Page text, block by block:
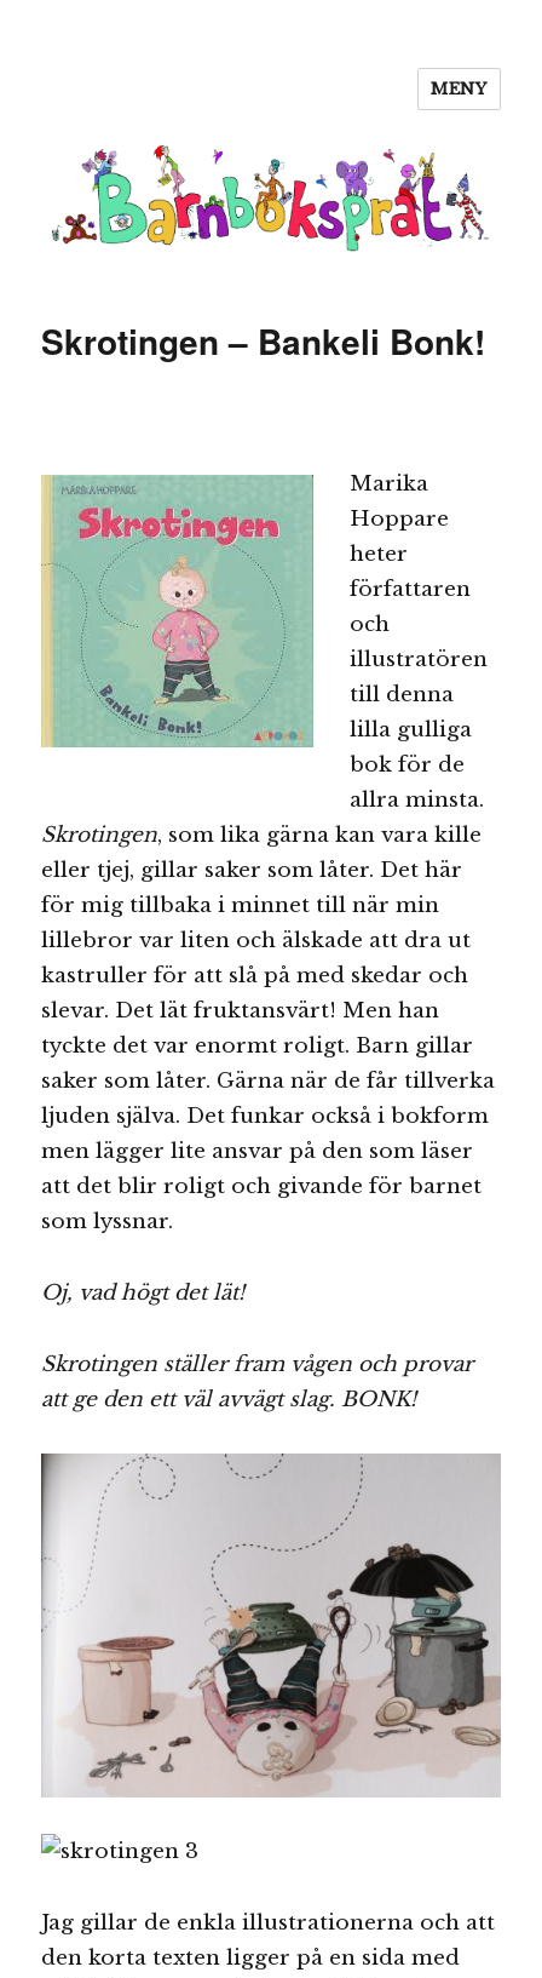
MENY
Skrotingen – Bankeli Bonk!
Marika
Hoppare
heter
författaren
och
illustratören
till denna
lilla gulliga
bok för de
allra minsta.
Skrotingen, som lika gärna kan vara kille
eller tjej, gillar saker som låter. Det här
för mig tillbaka i minnet till när min
lillebror var liten och älskade att dra ut
kastruller för att slå på med skedar och
slevar. Det lät fruktansvärt! Men han
tyckte det var enormt roligt. Barn gillar
saker som låter. Gärna när de får tillverka
ljuden själva. Det funkar också i bokform
men lägger lite ansvar på den som läser
att det blir roligt och givande för barnet
som lyssnar.
Oj, vad högt det lät!
Skrotingen ställer fram vågen och provar
att ge den ett väl avvägt slag. BONK!
Jag gillar de enkla illustrationerna och att
den korta texten ligger på en sida med